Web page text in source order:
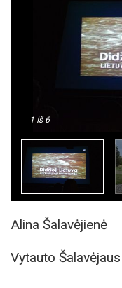
1 Iš 6
Alina Šalavėjienė
Vytauto